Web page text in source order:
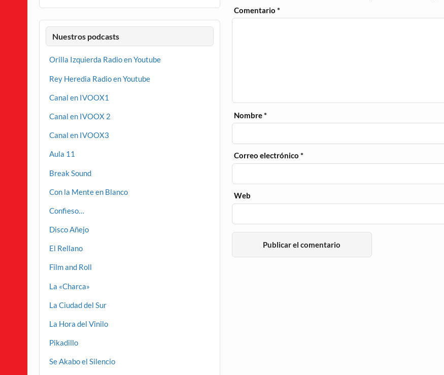
Comentario*
Nombre*
Correo electrónico*
Web
Nuestros podcasts
Orilla Izquierda Radio en Youtube
Rey Heredia Radio en Youtube
Canal en IVOOX1
Canal en IVOOX 2
Canal en IVOOX3
Aula 11
Break Sound
Con la Mente en Blanco
Confieso…
Disco Añejo
El Rellano
Film and Roll
La «Charca»
La Ciudad del Sur
La Hora del Vinilo
Pikadillo
Se Akabo el Silencio